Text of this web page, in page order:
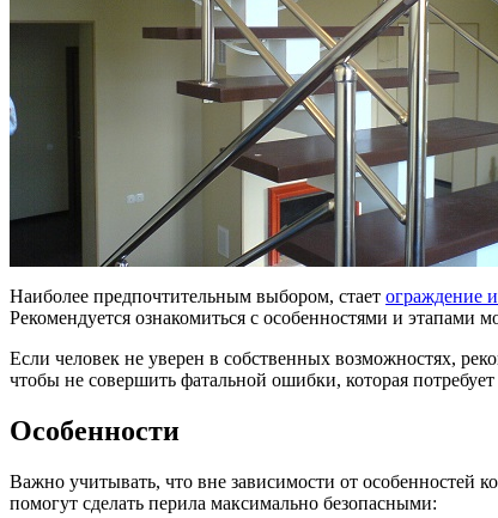
Наиболее предпочтительным выбором, стает ограждение
Рекомендуется ознакомиться с особенностями и этапами
Если человек не уверен в собственных возможностях,
чтобы не совершить фатальной ошибки, которая
Особенности
Важно учитывать, что вне зависимости от особенностей
помогут сделать перила максимально безопасными: